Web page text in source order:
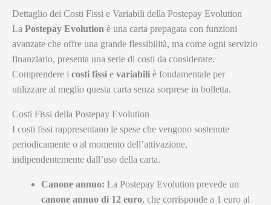
Dettaglio dei Costi Fissi e Variabili della Postepay Evolution
La Postepay Evolution è una carta prepagata con funzioni
avanzate che offre una grande flessibilità, ma come ogni servizio
finanziario, presenta una serie di costi da considerare.
Comprendere i costi fissi e variabili è fondamentale per
utilizzare al meglio questa carta senza sorprese in bolletta.
Costi Fissi della Postepay Evolution
I costi fissi rappresentano le spese che vengono sostenute
periodicamente o al momento dell’attivazione,
indipendentemente dall’uso della carta.
Canone annuo: La Postepay Evolution prevede un
canone annuo di 12 euro, che corrisponde a 1 euro al